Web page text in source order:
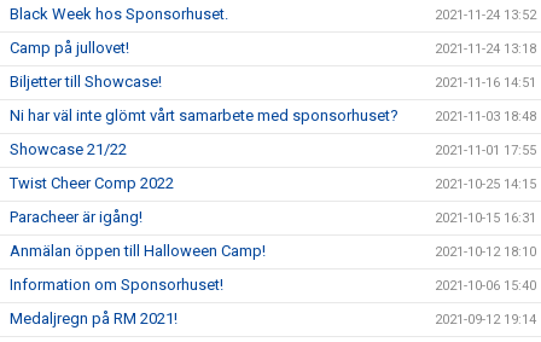
Black Week hos Sponsorhuset. 2021-11-24 13:52
Camp på jullovet! 2021-11-24 13:18
Biljetter till Showcase! 2021-11-16 14:51
Ni har väl inte glömt vårt samarbete med sponsorhuset? 2021-11-03 18:48
Showcase 21/22 2021-11-01 17:55
Twist Cheer Comp 2022 2021-10-25 14:15
Paracheer är igång! 2021-10-15 16:31
Anmälan öppen till Halloween Camp! 2021-10-12 18:10
Information om Sponsorhuset! 2021-10-06 15:40
Medaljregn på RM 2021! 2021-09-12 19:14